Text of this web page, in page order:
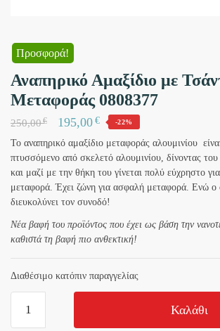
Προσφορά!
Αναπηρικό Αμαξίδιο με
Μεταφοράς 0808377
250,00€ 195,00€ -22%
To αναπηρικό αμαξίδιο μεταφοράς αλουμινίου
πτυσσόμενο από σκελετό αλουμινίου, δίνοντας
και μαζί με την θήκη του γίνεται πολύ εύχρηστο
μεταφορά. Έχει ζώνη για ασφαλή μεταφορά. Ενώ ο
διευκολύνει τον συνοδό!
Nέα βαφή του προϊόντος που έχει ως βάση την
καθιστά τη βαφή πιο ανθεκτική!
Διαθέσιμο κατόπιν παραγγελίας
Αμαξίδιο
Καλάθι